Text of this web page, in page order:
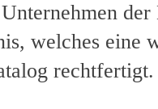
welches eine
rechtfertigt.